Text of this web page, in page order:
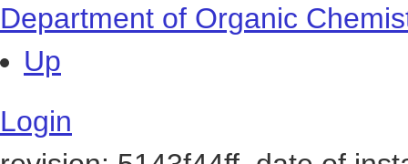
Department of Organic
Up
Login